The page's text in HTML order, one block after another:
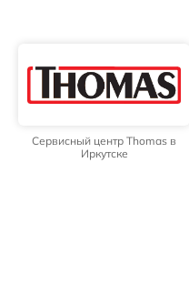
Сервисный центр Thomas в
Иркутске